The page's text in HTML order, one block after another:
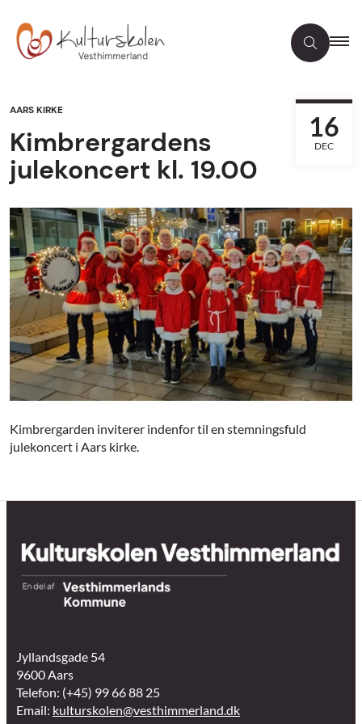
AARS KIRKE
Kimbrergardens
julekoncert kl. 19.00
16
DEC
Kimbrergarden inviterer indenfor til en stemningsfuld
julekoncert i Aars kirke.
Jyllandsgade 54
9600 Aars
Telefon: (+45) 99 66 88 25
Email: kulturskolen@vesthimmerland.dk